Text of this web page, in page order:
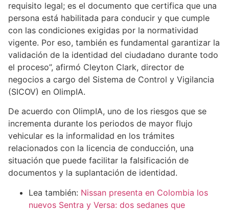
requisito legal; es el documento que certifica que una
persona está habilitada para conducir y que cumple
con las condiciones exigidas por la normatividad
vigente. Por eso, también es fundamental garantizar la
validación de la identidad del ciudadano durante todo
el proceso”, afirmó Cleyton Clark, director de
negocios a cargo del Sistema de Control y Vigilancia
(SICOV) en OlimpIA.
De acuerdo con OlimpIA, uno de los riesgos que se
incrementa durante los periodos de mayor flujo
vehicular es la informalidad en los trámites
relacionados con la licencia de conducción, una
situación que puede facilitar la falsificación de
documentos y la suplantación de identidad.
Lea también: Nissan presenta en Colombia los
nuevos Sentra y Versa: dos sedanes que